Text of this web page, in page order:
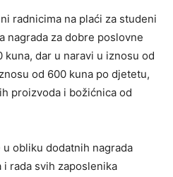
radnicima na plaći za studeni
nagrada za dobre poslovne
dar u naravi u iznosu od
od 600 kuna po djetetu,
proizvoda i božićnica od
obliku dodatnih nagrada
rada svih zaposlenika